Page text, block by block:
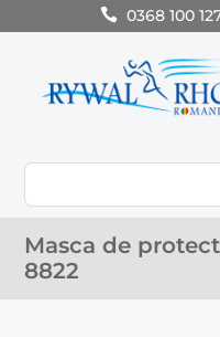
0368 100
Masca de
8822